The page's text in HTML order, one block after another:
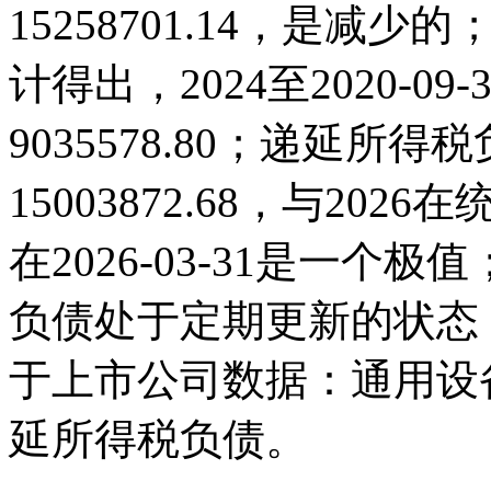
15258701.14，是减少的
计得出，2024至2020-
9035578.80；递延所得
15003872.68，与2026
在2026-03-31是一个极
负债处于定期更新的状
于上市公司数据：通用
延所得税负债。